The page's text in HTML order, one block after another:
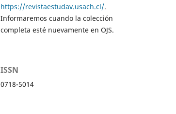
https://revistaestudav.usach.cl/.
Informaremos cuando la colección
completa esté nuevamente en OJS.
ISSN
0718-5014